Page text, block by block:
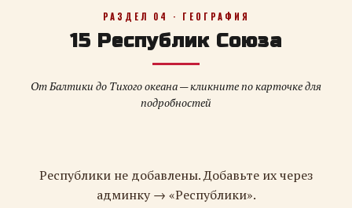
РАЗДЕЛ 04 · ГЕОГРАФИЯ
15 Республик Союза
От Балтики до Тихого океана — кликните по карточке для
подробностей
Республики не добавлены. Добавьте их через
админку → «Республики».